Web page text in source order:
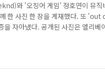
와 '오징어 게임' 정호연이 뮤직
한 사진 한 장을 게재했다. 또
을 자아냈다. 공개된 사진은 엘리
정규 5집 'Dawn FM(던 에프엠)'의
재하며 팬심을 드러낸 바 있다. ..